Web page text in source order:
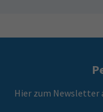
Hier zum Newsletter